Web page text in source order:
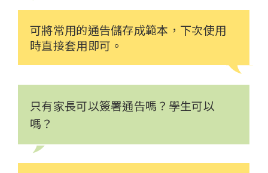
可將常用的通告儲存成範本，下次使用
時直接套用即可。
只有家長可以簽署通告嗎？學生可以
嗎？